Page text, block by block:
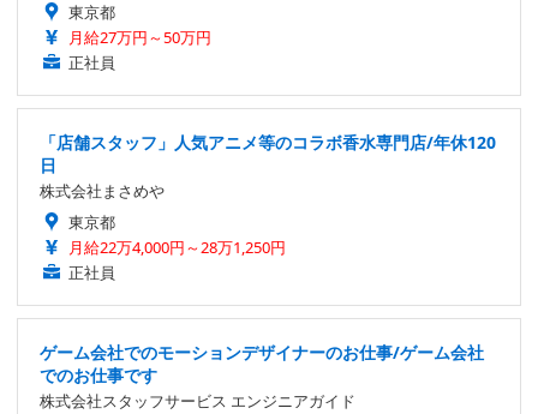
東京都
月給27万円～50万円
正社員
「店舗スタッフ」人気アニメ等のコラボ香水専門店/年休120
日
株式会社まさめや
東京都
月給22万4,000円～28万1,250円
正社員
ゲーム会社でのモーションデザイナーのお仕事/ゲーム会社
でのお仕事です
株式会社スタッフサービス エンジニアガイド